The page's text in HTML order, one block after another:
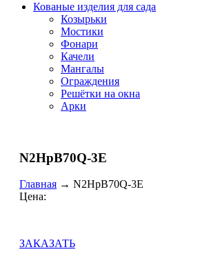
Кованые изделия для сада
Козырьки
Мостики
Фонари
Качели
Мангалы
Ограждения
Решётки на окна
Арки
N2HpB70Q-3E
Главная → N2HpB70Q-3E
Цена:
ЗАКАЗАТЬ